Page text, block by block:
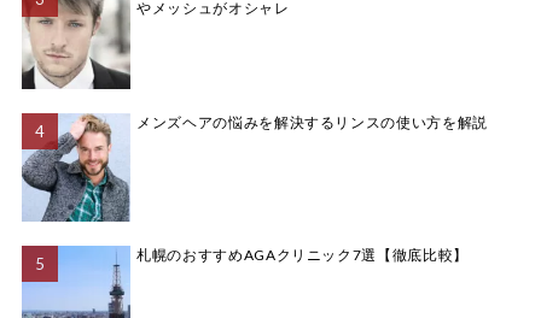
やメッシュがオシャレ
メンズヘアの悩みを解決するリンスの使い方を解説
札幌のおすすめAGAクリニック7選【徹底比較】